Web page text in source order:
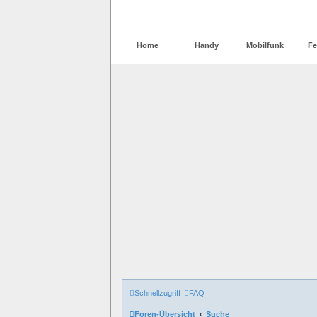
Home Handy Mobilfunk
Schnellzugriff FAQ
Foren-Übersicht Suche